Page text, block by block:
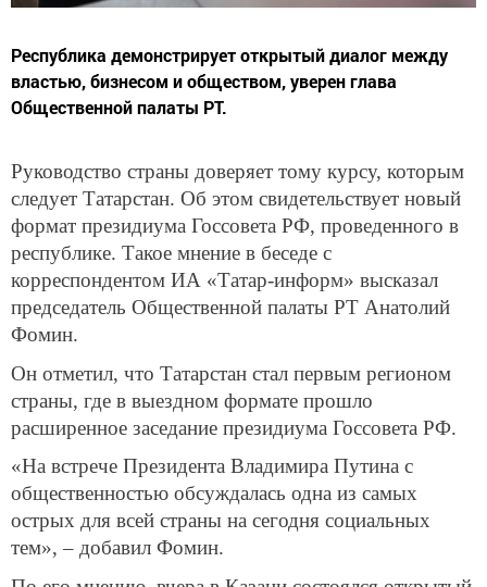
Республика демонстрирует открытый диалог между
властью, бизнесом и обществом, уверен глава
Общественной палаты РТ.
Руководство страны доверяет тому курсу, которым
следует Татарстан. Об этом свидетельствует новый
формат президиума Госсовета РФ, проведенного в
республике. Такое мнение в беседе с
корреспондентом ИА «Татар-информ» высказал
председатель Общественной палаты РТ Анатолий
Фомин.
Он отметил, что Татарстан стал первым регионом
страны, где в выездном формате прошло
расширенное заседание президиума Госсовета РФ.
«На встрече Президента Владимира Путина с
общественностью обсуждалась одна из самых
острых для всей страны на сегодня социальных
тем», – добавил Фомин.